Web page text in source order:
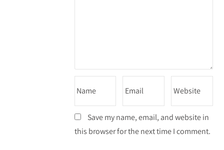
Save my name, email, and website in
this browser for the next time I comment.